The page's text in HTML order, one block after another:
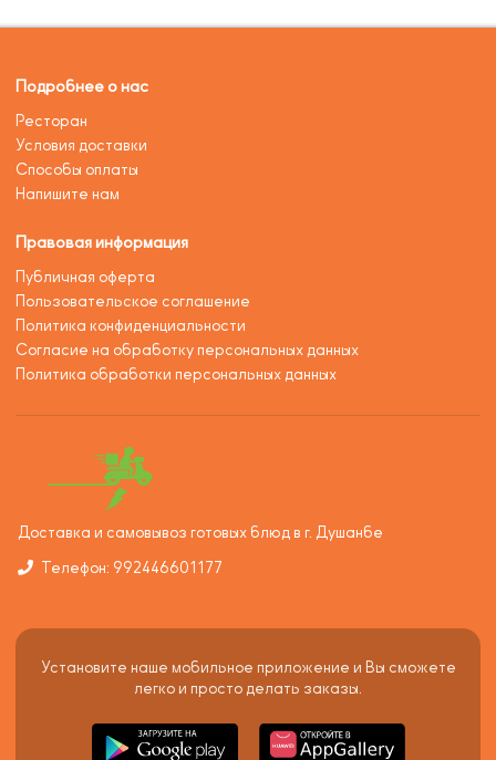
Подробнее о нас
Ресторан
Условия доставки
Способы оплаты
Напишите нам
Правовая информация
Публичная оферта
Пользовательское соглашение
Политика конфиденциальности
Согласие на обработку персональных данных
Политика обработки персональных данных
Доставка и самовывоз готовых блюд в г. Душанбе
Телефон: 992446601177
Установите наше мобильное приложение и Вы сможете
легко и просто делать заказы.